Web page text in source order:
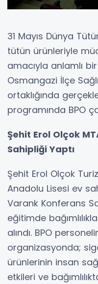
31 Mayıs Dünya
tütün ürünleriyle
amacıyla anlamlı
Osmangazi İlçe
ortaklığında
programında BPO
Şehit Erol Olçok
Sahipliği Yaptı
Şehit Erol Olçok
Anadolu Lisesi ev
Varank Konferans
eğitimde
alındı. BPO
organizasyonda;
ürünlerinin insan
etkileri ve